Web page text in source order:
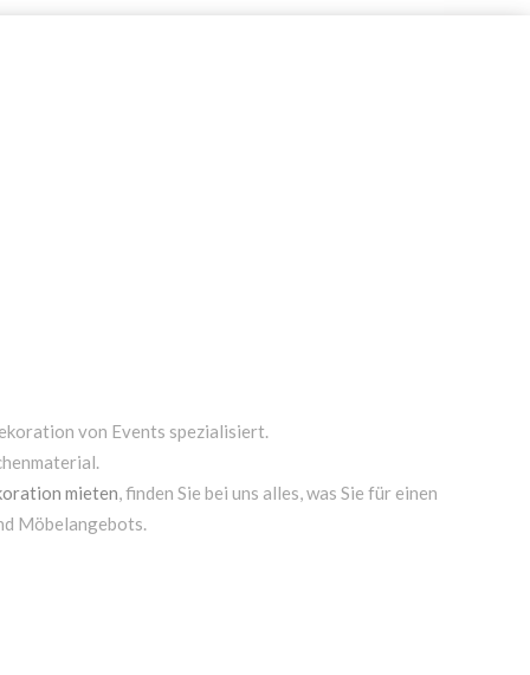
von Events spezialisiert.
mieten, finden Sie bei uns alles, was Sie für einen
Möbelangebots.